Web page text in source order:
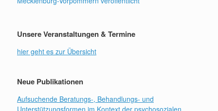
Unsere Veranstaltungen & Termine
hier geht es zur Übersicht
Neue Publikationen
Aufsuchende Beratungs-, Behandlungs- und
Unterstützungsformen im Kontext der psychosozialen